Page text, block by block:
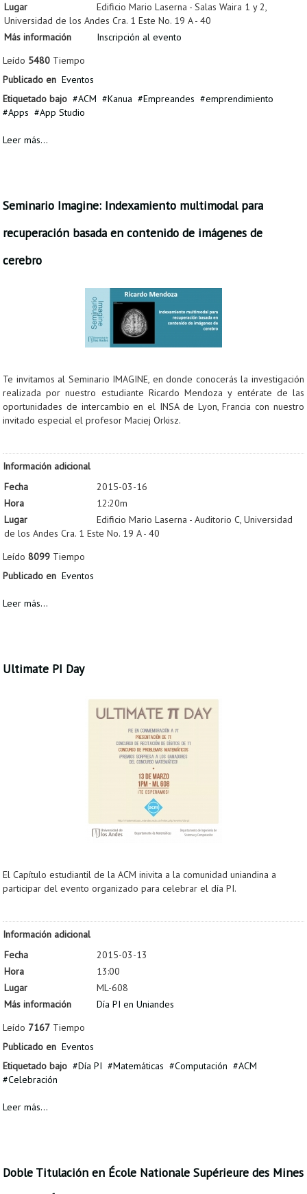
Lugar
Edificio Mario Laserna - Salas Waira 1 y 2,
Universidad de los Andes Cra. 1 Este No. 19 A - 40
Más información
Inscripción al evento
Leído 5480 Tiempo
Publicado en Eventos
Etiquetado bajo
ACM Kanua Empreandes
emprendimiento
Apps
App Studio
Leer más...
Seminario Imagine: Indexamiento multimodal para
recuperación basada en contenido de imágenes de
cerebro
Te invitamos al Seminario IMAGINE, en donde conocerás la investigación
realizada por nuestro estudiante Ricardo Mendoza y entérate de las
oportunidades de intercambio en el INSA de Lyon, Francia con nuestro
invitado especial el profesor Maciej Orkisz.
Información adicional
Fecha
2015-03-16
Hora
12:20m
Lugar
Edificio Mario Laserna - Auditorio C, Universidad
de los Andes Cra. 1 Este No. 19 A - 40
Leído 8099 Tiempo
Publicado en Eventos
Leer más...
Ultimate PI Day
El Capítulo estudiantil de la ACM inivita a la comunidad uniandina a
participar del evento organizado para celebrar el día PI.
Información adicional
Fecha
2015-03-13
Hora
13:00
Lugar
ML-608
Más información
Día PI en Uniandes
Leído 7167 Tiempo
Publicado en Eventos
Etiquetado bajo
Día PI Matemáticas Computación
ACM
Celebración
Leer más...
Doble Titulación en École Nationale Supérieure des Mines